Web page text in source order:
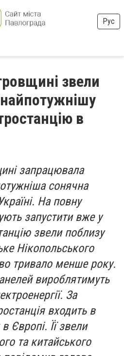
Рус
звели
в
запрацювала
сонячна
На повну
запустити вже у
звели поблизу
Нікопольського
тривало менше року.
вироблятимуть
За
входить в
Європі. Її звели
та китайського